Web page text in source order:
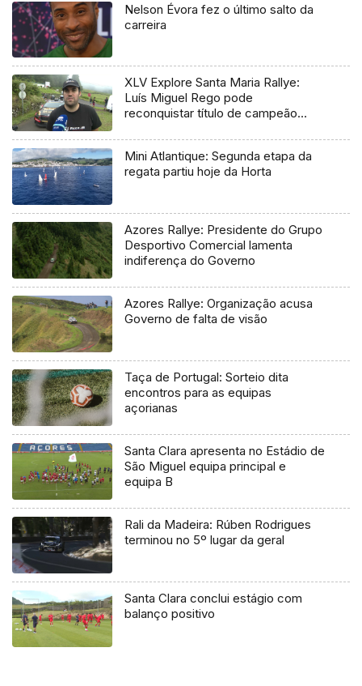
Nelson Évora fez o último salto da
carreira
XLV Explore Santa Maria Rallye:
Luís Miguel Rego pode
reconquistar título de campeão
Mini Atlantique: Segunda etapa da
regata partiu hoje da Horta
Azores Rallye: Presidente do Grupo
Desportivo Comercial lamenta
indiferença do Governo
Azores Rallye: Organização acusa
Governo de falta de visão
Taça de Portugal: Sorteio dita
encontros para as equipas
açorianas
Santa Clara apresenta no Estádio de
São Miguel equipa principal e
equipa B
Rali da Madeira: Rúben Rodrigues
terminou no 5º lugar da geral
Santa Clara conclui estágio com
balanço positivo